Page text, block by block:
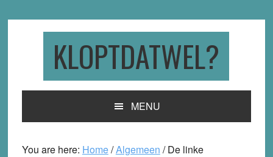
KLOPTDATWEL?
MENU
You are here: Home/Algemeen /De linke